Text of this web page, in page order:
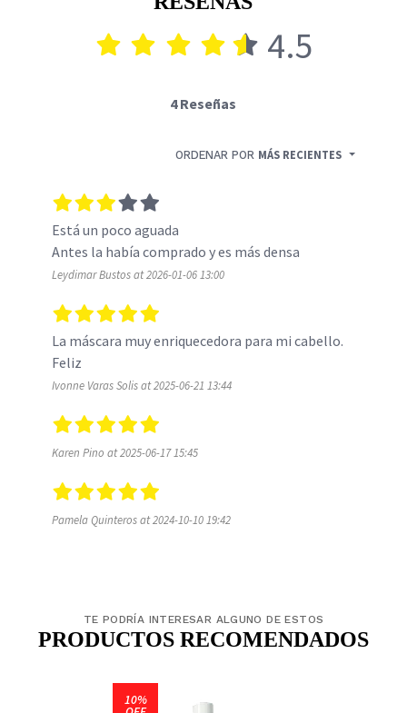
4.5
4 Reseñas
ORDENAR POR MÁS RECIENTES
Está un poco aguada
Antes la había comprado y es más densa
Leydimar Bustos at 2026-01-06 13:00
La máscara muy enriquecedora para mi cabello.
Feliz
Ivonne Varas Solis at 2025-06-21 13:44
Karen Pino at 2025-06-17 15:45
Pamela Quinteros at 2024-10-10 19:42
TE PODRÍA INTERESAR ALGUNO DE ESTOS
PRODUCTOS RECOMENDADOS
10%